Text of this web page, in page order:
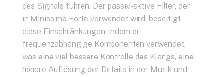
des Signals führen. Der passiv-aktive Filter, der
in Minissimo Forte verwendet wird, beseitigt
diese Einschränkungen, indem er
frequenzabhängige Komponenten verwendet,
was eine viel bessere Kontrolle des Klangs, eine
höhere Auflösung der Details in der Musik und